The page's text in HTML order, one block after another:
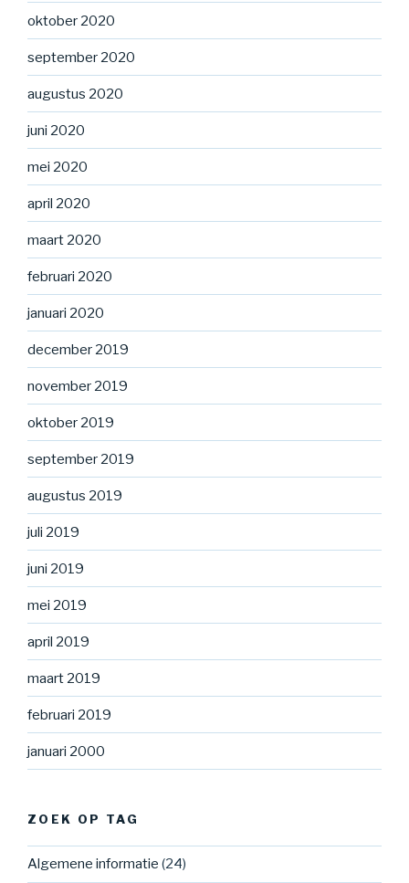
oktober 2020
september 2020
augustus 2020
juni 2020
mei 2020
april 2020
maart 2020
februari 2020
januari 2020
december 2019
november 2019
oktober 2019
september 2019
augustus 2019
juli 2019
juni 2019
mei 2019
april 2019
maart 2019
februari 2019
januari 2000
ZOEK OP TAG
Algemene informatie (24)